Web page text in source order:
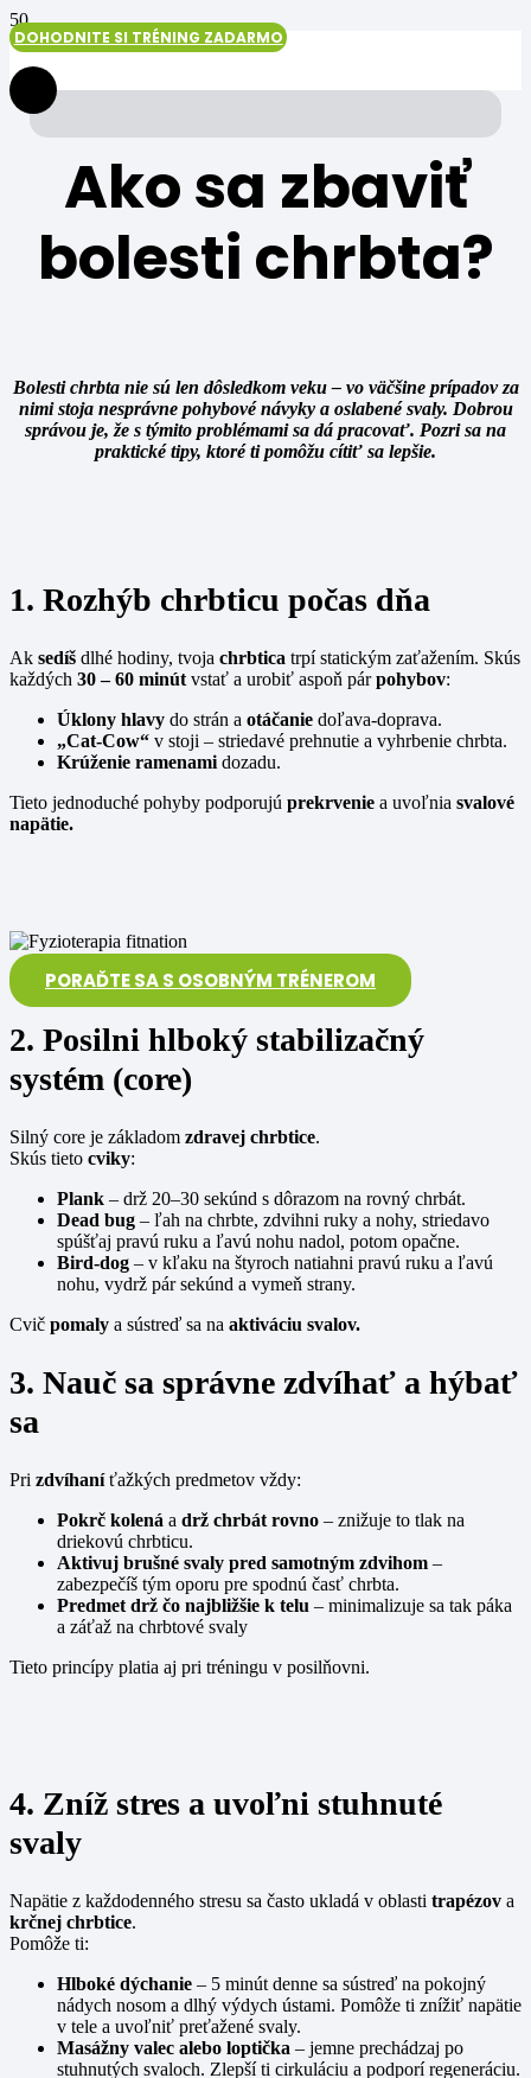
DOHODNITE SI TRÉNING ZADARMO
Ako sa zbaviť
bolesti chrbta?
Bolesti chrbta nie sú len dôsledkom veku – vo väčšine prípadov za
nimi stoja nesprávne pohybové návyky a oslabené svaly. Dobrou
správou je, že s týmito problémami sa dá pracovať. Pozri sa na
praktické tipy, ktoré ti pomôžu cítiť sa lepšie.
1. Rozhýb chrbticu počas dňa
Ak sedíš dlhé hodiny, tvoja chrbtica trpí statickým zaťažením. Skús
každých 30 – 60 minút vstať a urobiť aspoň párpohybov:
Úklony hlavy do strán a otáčanie doľava-doprava.
„Cat-Cow“ v stoji – striedavé prehnutie a vyhrbenie chrbta.
Krúženie ramenami dozadu.
Tieto jednoduché pohyby podporujú prekrvenie a uvoľnia svalové
napätie.
PORAĎTE SA S OSOBNÝM TRÉNEROM
2. Posilni hlboký stabilizačný
systém (core)
Silný core je základom zdravej chrbtice.
Skús tieto cviky:
Plank – drž 20–30 sekúnd s dôrazom na rovný chrbát.
Dead bug – ľah na chrbte, zdvihni ruky a nohy, striedavo
spúšťaj pravú ruku a ľavú nohu nadol, potom opačne.
Bird-dog – v kľaku na štyroch natiahni pravú ruku a ľavú
nohu, vydrž pár sekúnd a vymeň strany.
Cvič pomaly a sústreď sa na aktiváciu svalov.
3. Nauč sa správne zdvíhať a hýbať
sa
Pri zdvíhaníťažkých predmetov vždy:
Pokrč kolená a drž chrbát rovno – znižuje to tlak na
driekovú chrbticu.
Aktivuj brušné svaly pred samotným zdvihom –
zabezpečíš tým oporu pre spodnú časť chrbta.
Predmet drž čo najbližšie k telu – minimalizuje sa tak páka
a záťaž na chrbtové svaly
Tieto princípy platia aj pri tréningu v posilňovni.
4. Zníž stres a uvoľni stuhnuté
svaly
Napätie z každodenného stresu sa často ukladá v oblasti trapézov a
krčnej chrbtice.
Pomôže ti:
Hlboké dýchanie – 5 minút denne sa sústreď na pokojný
nádych nosom a dlhý výdych ústami. Pomôže ti znížiť napätie
v tele a uvoľniť preťažené svaly.
Masážny valec alebo loptička – jemne prechádzaj po
stuhnutých svaloch. Zlepší ti cirkuláciu a podporí regeneráciu.